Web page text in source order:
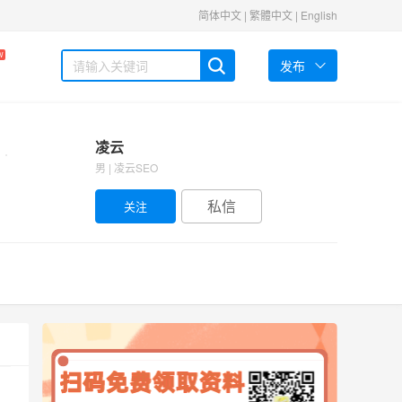
简体中文 | 繁體中文 | English
发布
凌云
男 | 凌云SEO
私信